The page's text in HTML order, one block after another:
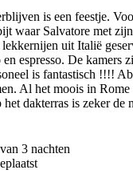
is een feestje.
waar Salvatore met
uit Italië
espresso. De kamers
is fantastisch !!!!
Al het moois in Rome
dakterras is zeker de
3 nachten